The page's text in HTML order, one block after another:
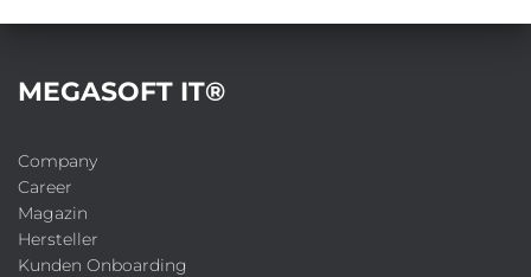
MEGASOFT IT®
Company
Career
Magazin
Hersteller
Kunden Onboarding